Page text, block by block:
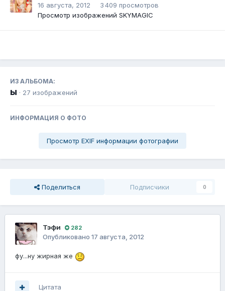
16 августа, 2012
3 409 просмотров
Просмотр изображений SKYMAGIC
ИЗ АЛЬБОМА:
ы · 27 изображений
ИНФОРМАЦИЯ О ФОТО
Просмотр EXIF информации фотографии
Поделиться Подписчики 0
Тэфи 282
Опубликовано 17 августа, 2012
фу...ну жирная же
Цитата